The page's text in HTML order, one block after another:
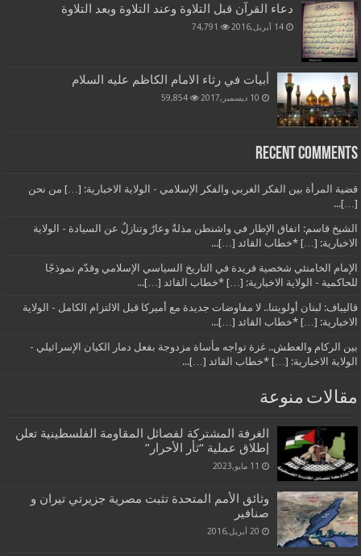
دعاء القرآن قبل التلاوة وعند التلاوة وبعد التلاوة
14 أبريل,2016 74,791
أبيات في رثاء الامام الكاظم عليه السلام
10 ديسمبر,2017 59,854
Recent Comments
قضية المرأة بين الفكر الغربي والفكر الإسلامي - الولاية الاخبارية: […] من نحن
[…]...
الشيخ قاسم: اتفاق الإطار في واشنطن مذلةٌ وعارٌ وتنازلٌ عن السيادة - الولاية
الاخبارية: […] *خطاب القائد […]...
الإمام الخامنئي شخصية فريدة في التاريخ السياسي الإسلامي وقدّم نموذجًا
للحاكمية - الولاية الاخبارية: […] *خطاب القائد […]...
قاليباف: لبنان أولويتنا.. لا مفاوضات جديدة مع أميركا قبل الالتزام الكامل - الولاية
الاخبارية: […] *خطاب القائد […]...
بين الركام والعطش.. غزة تواجه مأساة مزدوجة بفعل دمار الكيان الإسرائيلي -
الولاية الاخبارية: […] *خطاب القائد […]...
مقالات منوعة
الغرفة المشتركة لفصائل المقاومة الفلسطينية تعلن
إطلاق عملية “ثأر الأحرار”
11 مايو,2023
وثائق الأمم المتحدة تثبت مصرية جزيرتي تيران و
صنافير
20 أبريل,2016